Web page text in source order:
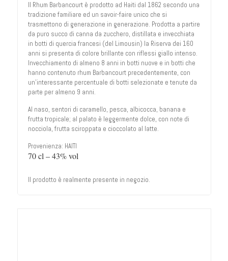
Il Rhum Barbancourt è prodotto ad Haiti dal 1862 secondo una
tradizione familiare ed un savoir-faire unico che si
trasmettono di generazione in generazione. Prodotta a partire
da puro succo di canna da zucchero, distillata e invecchiata
in botti di quercia francesi (del Limousin) la Riserva dei 160
anni si presenta di colore brillante con riflessi giallo intenso.
Invecchiamento di almeno 8 anni in botti nuove e in botti che
hanno contenuto rhum Barbancourt precedentemente, con
un’interessante percentuale di botti selezionate e tenute da
parte per almeno 9 anni.
Al naso, sentori di caramello, pesca, albicocca, banana e
frutta tropicale; al palato è leggermente dolce, con note di
nocciola, frutta sciroppata e cioccolato al latte.
Provenienza: HAITI
70 cl – 43% vol
Il prodotto è realmente presente in negozio.